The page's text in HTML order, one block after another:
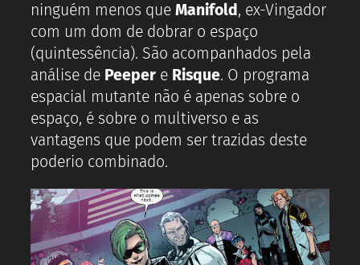
ninguém menos que Manifold , ex-Vingador
com um dom de dobrar o espaço
(quintessência). São acompanhados pela
análise de Peeper e Risque. O programa
espacial mutante não é apenas sobre o
espaço, é sobre o multiverso e as
vantagens que podem ser trazidas deste
poderio combinado.